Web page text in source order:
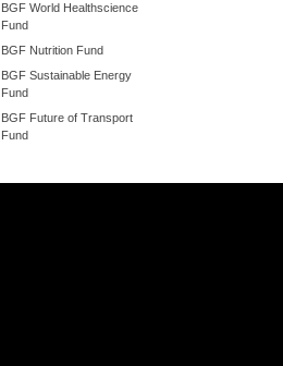
BGF World Healthscience
Fund
BGF Nutrition Fund
BGF Sustainable Energy
Fund
BGF Future of Transport
Fund